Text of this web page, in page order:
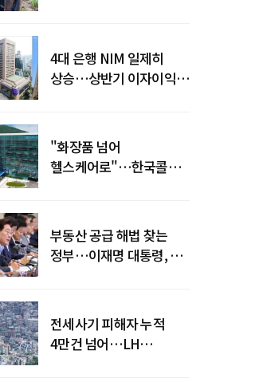
4대 은행 NIM 일제히
상승…상반기 이자이익
"화장품 넘어
헬스케어로"…한국콜마,
부동산 공급 해법 찾는
정부…이재명 대통령, 2차
전세사기 피해자 누적
4만건 넘어…LH